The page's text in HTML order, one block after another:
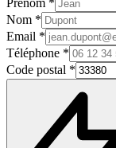
Prénom *
Nom *
Email *
Téléphone *
Code postal *